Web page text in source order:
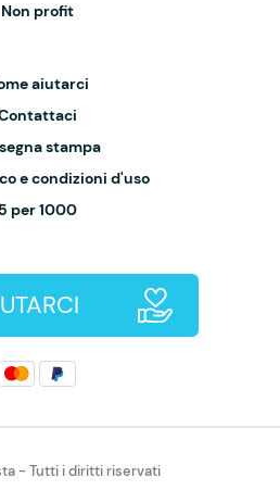
Non profit
aiutarci
stampa
e condizioni d'uso
5 per 1000
- Tutti i diritti riservati